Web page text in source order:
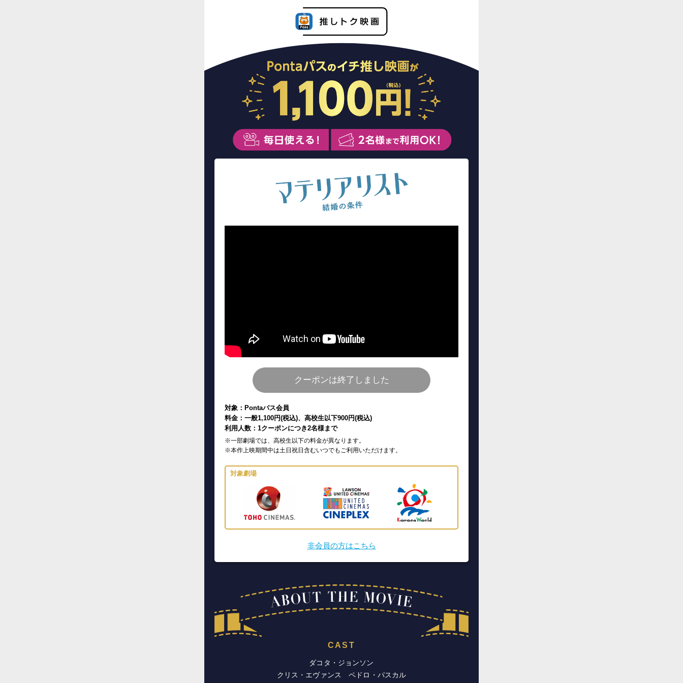
クーポンは終了しました
対象：Pontaパス会員
料金：一般1,100円(税込)、高校生以下900円(税込)
利用人数：1クーポンにつき2名様まで
※一部劇場では、高校生以下の料金が異なります。
※本作上映期間中は土日祝日含むいつでもご利用いただけます。
対象劇場
非会員の方はこちら
CAST
ダコタ・ジョンソン
クリス・エヴァンス ペドロ・パスカル